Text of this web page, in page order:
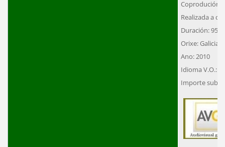
Coprodución
Realizada a cor
Duración: 95´
Orixe: Galicia-
Ano: 2010
Idioma V.O.:
Importe